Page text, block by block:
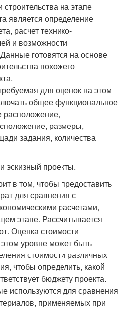
на этапе
является определение
расчет технико-
и возможности
готовятся на основе
похожего
для оценок на этом
общее функциональное
расположение,
размеры,
задания, количества
эскизный проекты.
в том, чтобы предоставить
для сравнения с
расчетами,
этапе. Рассчитывается
Оценка стоимости
этом уровне может быть
стоимости различных
чтобы определить, какой
бюджету проекта.
используются для сравнения
применяемых при